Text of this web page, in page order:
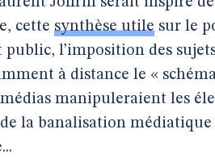
cette synthèse utile sur le
public, l’imposition des
à distance le «
manipuleraient les
la banalisation